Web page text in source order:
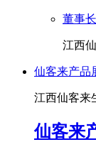
董事
江西
仙客来产品
江西仙客来
仙客来